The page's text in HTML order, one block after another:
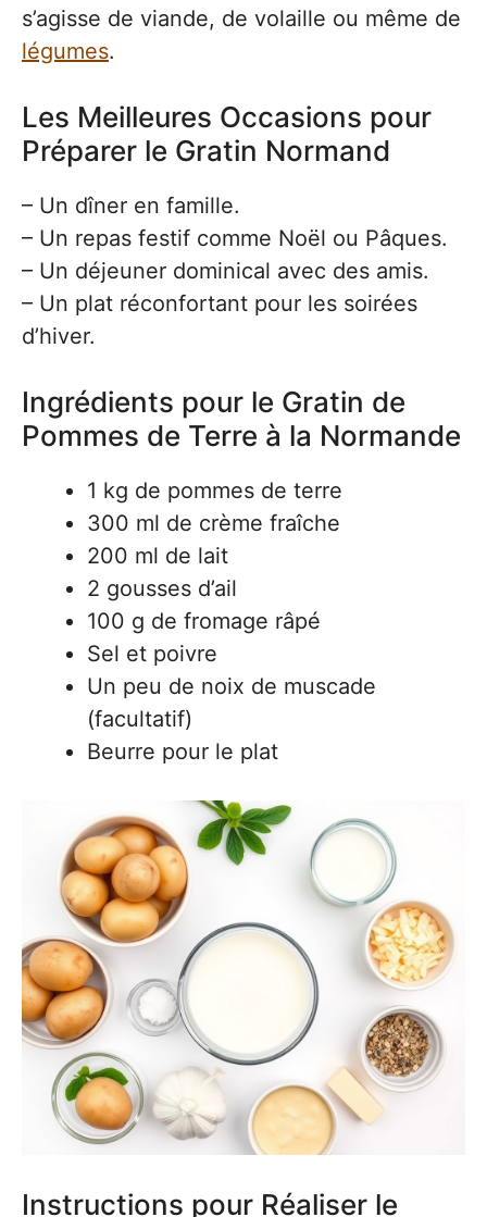
s’agisse de viande, de volaille ou même de
légumes.
Les Meilleures Occasions pour
Préparer le Gratin Normand
– Un dîner en famille.
– Un repas festif comme Noël ou Pâques.
– Un déjeuner dominical avec des amis.
– Un plat réconfortant pour les soirées
d’hiver.
Ingrédients pour le Gratin de
Pommes de Terre à la Normande
1 kg de pommes de terre
300 ml de crème fraîche
200 ml de lait
2 gousses d’ail
100 g de fromage râpé
Sel et poivre
Un peu de noix de muscade
(facultatif)
Beurre pour le plat
Instructions pour Réaliser le